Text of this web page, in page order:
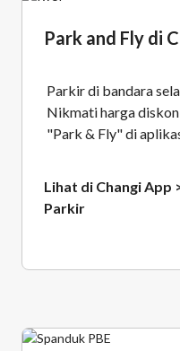
Park and Fly di
Parkir di bandara
Nikmati harga
"Park & Fly" di
Lihat di Changi App
Parkir